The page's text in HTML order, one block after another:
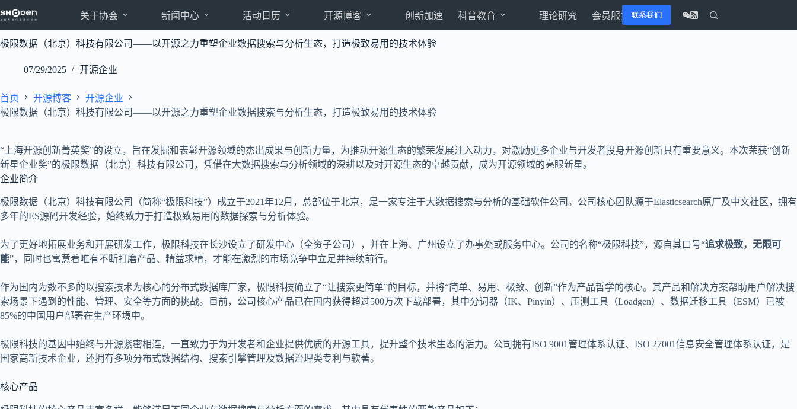
至
容
关于协会 新闻中心 活动日历 开源博客 创新加速 科普教育 理论研究 会员服务 联系我们
极限数据（北京）科技有限公司——以开源之力重塑企业数据搜索与分析生态，打造极致易用的技术体验
07/29/2025 开源企业
首页 开源博客
开源企业
极限数据（北京）科技有限公司——以开源之力重塑企业数据搜索与分析生态，打造极致易用的技术体验
“上海开源创新菁英奖”的设立，旨在发掘和表彰开源领域的杰出成果与创新力量，为推动开源生态的繁荣发展注入动力，对激励更多企业与开发者投身开源创新具有重要意义。本次荣获“创新
新星企业奖”的极限数据（北京）科技有限公司，凭借在大数据搜索与分析领域的深耕以及对开源生态的卓越贡献，成为开源领域的亮眼新星。
企业简介
极限数据（北京）科技有限公司（简称“极限科技”）成立于2021年12月，总部位于北京，是一家专注于大数据搜索与分析的基础软件公司。公司核心团队源于Elasticsearch原厂及中文社区，拥有
多年的ES源码开发经验，始终致力于打造极致易用的数据探索与分析体验。
为了更好地拓展业务和开展研发工作，极限科技在长沙设立了研发中心（全资子公司），并在上海、广州设立了办事处或服务中心。公司的名称“极限科技”，源自其口号“追求极致，无限可
能”，同时也寓意着唯有不断打磨产品、精益求精，才能在激烈的市场竞争中立足并持续前行。
作为国内为数不多的以搜索技术为核心的分布式数据库厂家，极限科技确立了“让搜索更简单”的目标，并将“简单、易用、极致、创新”作为产品哲学的核心。其产品和解决方案帮助用户解决搜
索场景下遇到的性能、管理、安全等方面的挑战。目前，公司核心产品已在国内获得超过500万次下载部署，其中分词器（IK、Pinyin）、压测工具（Loadgen）、数据迁移工具（ESM）已被
85%的中国用户部署在生产环境中。
极限科技的基因中始终与开源紧密相连，一直致力于为开发者和企业提供优质的开源工具，提升整个技术生态的活力。公司拥有ISO 9001管理体系认证、ISO 27001信息安全管理体系认证，是
国家高新技术企业，还拥有多项分布式数据结构、搜索引擎管理及数据治理类专利与软著。
核心产品